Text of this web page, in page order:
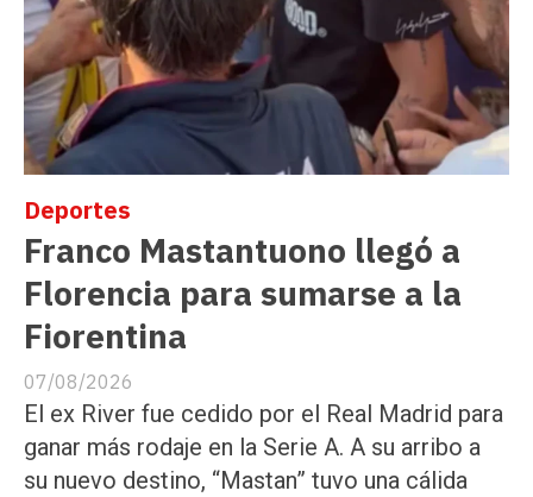
Franco Mastantuono llegó a
Florencia para sumarse a la
Fiorentina
Deportes
07/08/2026
El ex River fue cedido por el Real Madrid para
ganar más rodaje en la Serie A. A su arribo a
su nuevo destino, “Mastan” tuvo una cálida